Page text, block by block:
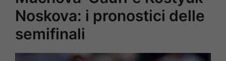
Noskova: i pronostici delle
semifinali